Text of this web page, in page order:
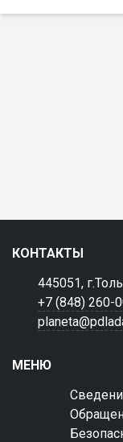
КОНТАКТЫ
445051,
+7 (848) 260-
МЕНЮ